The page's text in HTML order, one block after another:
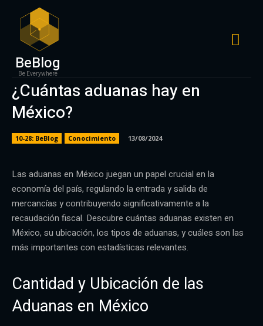
BeBlog
Be Everywhere
¿Cuántas aduanas hay en
México?
10-28: BeBlog Conocimiento 13/08/2024
Las aduanas en México juegan un papel crucial en la
economía del país, regulando la entrada y salida de
mercancías y contribuyendo significativamente a la
recaudación fiscal. Descubre cuántas aduanas existen en
México, su ubicación, los tipos de aduanas, y cuáles son las
más importantes con estadísticas relevantes.
Cantidad y Ubicación de las
Aduanas en México